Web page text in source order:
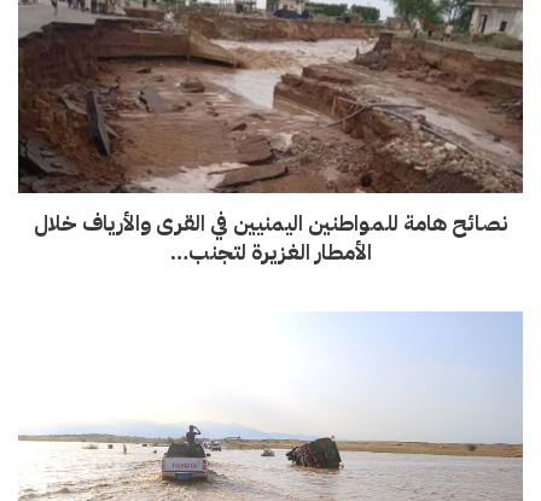
نصائح هامة للمواطنين اليمنيين في القرى والأرياف خلال
الأمطار الغزيرة لتجنب…